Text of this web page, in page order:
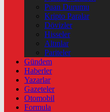
Puan Durumu
Kripto Paralar
Dövizler
Hisseler
Altınlar
Pariteler
Gündem
Haberler
Yazarlar
Gazeteler
Otomobil
Formula